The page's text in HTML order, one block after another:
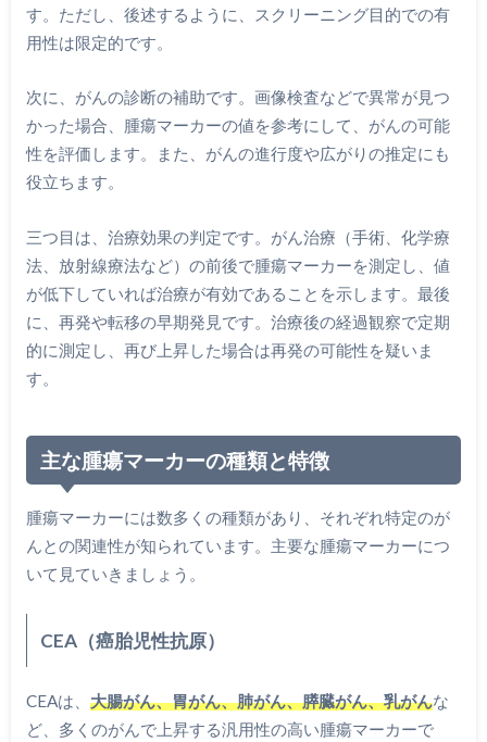
す。ただし、後述するように、スクリーニング目的での有
用性は限定的です。
次に、がんの診断の補助です。画像検査などで異常が見つ
かった場合、腫瘍マーカーの値を参考にして、がんの可能
性を評価します。また、がんの進行度や広がりの推定にも
役立ちます。
三つ目は、治療効果の判定です。がん治療（手術、化学療
法、放射線療法など）の前後で腫瘍マーカーを測定し、値
が低下していれば治療が有効であることを示します。最後
に、再発や転移の早期発見です。治療後の経過観察で定期
的に測定し、再び上昇した場合は再発の可能性を疑いま
す。
主な腫瘍マーカーの種類と特徴
腫瘍マーカーには数多くの種類があり、それぞれ特定のが
んとの関連性が知られています。主要な腫瘍マーカーにつ
いて見ていきましょう。
CEA（癌胎児性抗原）
CEAは、 大腸がん、胃がん、肺がん、膵臓がん、乳がんな
ど、多くのがんで上昇する汎用性の高い腫瘍マーカーで